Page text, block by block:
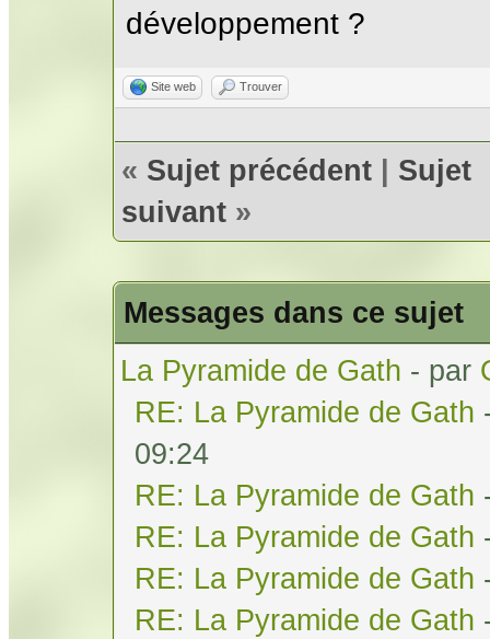
développement ?
Site web Trouver
« Sujet précédent | Sujet
suivant »
Messages dans ce sujet
La Pyramide de Gath - par
RE: La Pyramide de Gath
09:24
RE: La Pyramide de Gath
RE: La Pyramide de Gath
RE: La Pyramide de Gath
RE: La Pyramide de Gath